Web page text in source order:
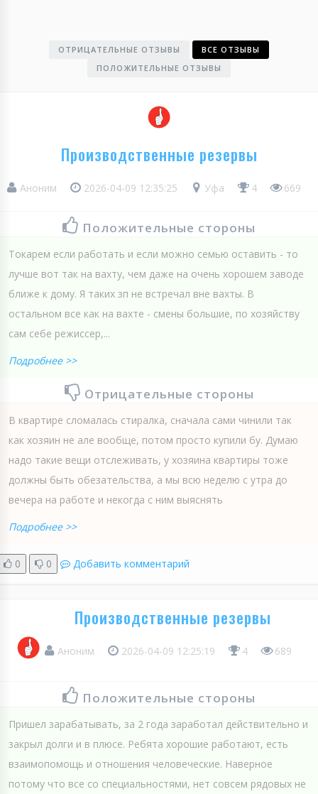
ОТРИЦАТЕЛЬНЫЕ ОТЗЫВЫ
ВСЕ ОТЗЫВЫ
ПОЛОЖИТЕЛЬНЫЕ ОТЗЫВЫ
Производственные резервы
Аноним 2026-04-09 12:35:25 Уфа 4 669
Положительные стороны
Токарем если работать и если можно семью оставить - то
лучше вот так на вахту, чем даже на очень хорошем заводе
ближе к дому. Я таких зп не встречал вне вахты. В
остальном все как на вахте - смены большие, по хозяйству
сам себе режиссер,...
Подробнее >>
Отрицательные стороны
В квартире сломалась стиралка, сначала сами чинили так
как хозяин не але вообще, потом просто купили бу. Думаю
надо такие вещи отслеживать, у хозяина квартиры тоже
должны быть обезательства, а мы всю неделю с утра до
вечера на работе и некогда с ним выяснять
Подробнее >>
0 0 Добавить комментарий
Производственные резервы
Аноним 2026-04-09 12:25:19 4 689
Положительные стороны
Пришел зарабатывать, за 2 года заработал действительно и
закрыл долги и в плюсе. Ребята хорошие работают, есть
взаимопомощь и отношения человеческие. Наверное
потому что все со специальностями, нет совсем рядовых не